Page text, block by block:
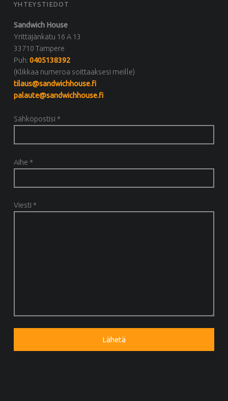
YHTEYSTIEDOT
Sandwich House
Yrittäjänkatu 16 A 13
33710 Tampere
Puh:0405138392
(Klikkaa numeroa soittaaksesi meille)
tilaus@sandwichhouse.fi
palaute@sandwichhouse.fi
Sähköpostisi *
Aihe *
Viesti *